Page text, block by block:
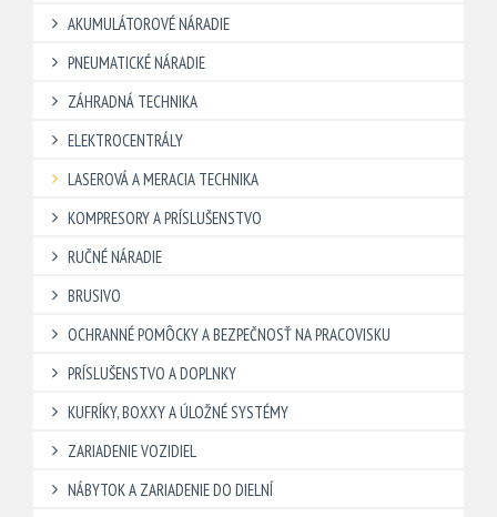
AKUMULÁTOROVÉ NÁRADIE
PNEUMATICKÉ NÁRADIE
ZÁHRADNÁ TECHNIKA
ELEKTROCENTRÁLY
LASEROVÁ A MERACIA TECHNIKA
KOMPRESORY A PRÍSLUŠENSTVO
RUČNÉ NÁRADIE
BRUSIVO
OCHRANNÉ POMÔCKY A BEZPEČNOSŤ NA PRACOVISKU
PRÍSLUŠENSTVO A DOPLNKY
KUFRÍKY, BOXXY A ÚLOŽNÉ SYSTÉMY
ZARIADENIE VOZIDIEL
NÁBYTOK A ZARIADENIE DO DIELNÍ